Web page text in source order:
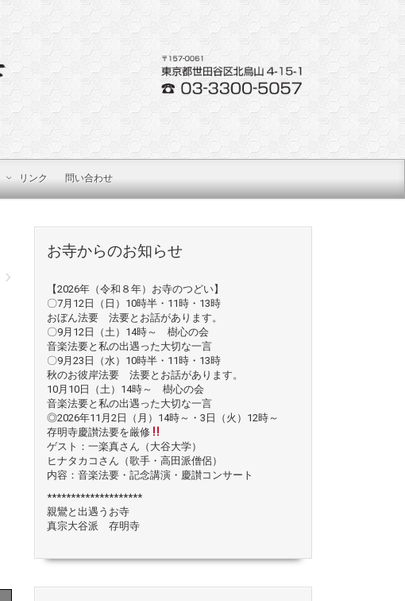
リンク 問い合わせ
お寺からのお知らせ
【2026年（令和８年）お寺のつどい】
〇7月12日（日）10時半・11時・13時
おぼん法要 法要とお話があります。
〇9月12日（土）14時～ 樹心の会
音楽法要と私の出遇った大切な一言
〇9月23日（水）10時半・11時・13時
秋のお彼岸法要 法要とお話があります。
10月10日（土）14時～ 樹心の会
音楽法要と私の出遇った大切な一言
◎2026年11月2日（月）14時～・3日（火）12時～
存明寺慶讃法要を厳修
ゲスト：一楽真さん（大谷大学）
ヒナタカコさん（歌手・高田派僧侶）
内容：音楽法要・記念講演・慶讃コンサート
********************
親鸞と出遇うお寺
真宗大谷派 存明寺